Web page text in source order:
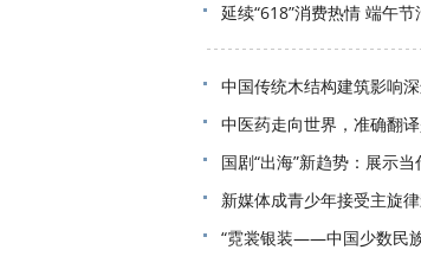
延续“618”消费热情 端午节
中国传统木结构建筑影响
中医药走向世界，准确翻
国剧“出海”新趋势：展示
新媒体成青少年接受主旋
“霓裳银装——中国少数民